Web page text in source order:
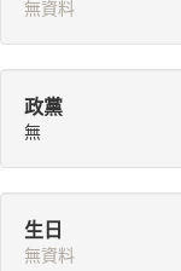
無資料
政黨
無
生日
無資料